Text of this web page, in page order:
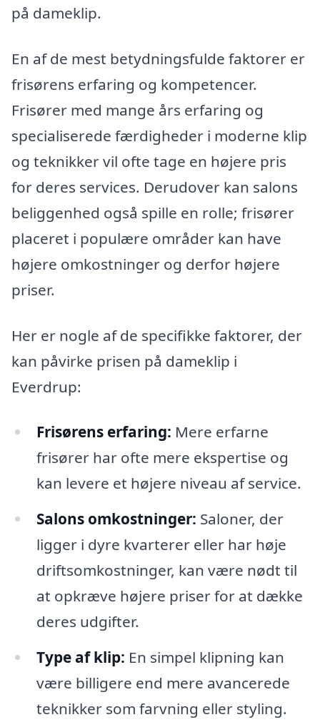
på dameklip.
En af de mest betydningsfulde faktorer er
frisørens erfaring og kompetencer.
Frisører med mange års erfaring og
specialiserede færdigheder i moderne klip
og teknikker vil ofte tage en højere pris
for deres services. Derudover kan salons
beliggenhed også spille en rolle; frisører
placeret i populære områder kan have
højere omkostninger og derfor højere
priser.
Her er nogle af de specifikke faktorer, der
kan påvirke prisen på dameklip i
Everdrup:
Frisørens erfaring: Mere erfarne
frisører har ofte mere ekspertise og
kan levere et højere niveau af service.
Salons omkostninger: Saloner, der
ligger i dyre kvarterer eller har høje
driftsomkostninger, kan være nødt til
at opkræve højere priser for at dække
deres udgifter.
Type af klip: En simpel klipning kan
være billigere end mere avancerede
teknikker som farvning eller styling.